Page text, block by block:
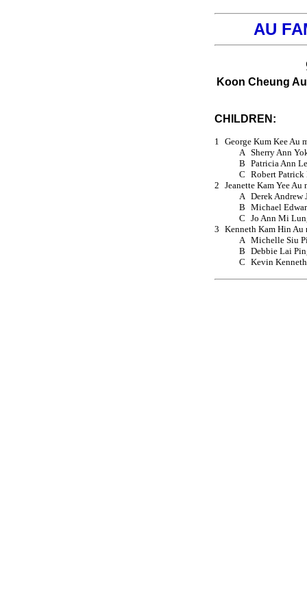
AU
Koon Cheung Au
CHILDREN:
1 George Kum Kee Au
A Sherry Ann
B Patricia Ann
C Robert Patrick
2 Jeanette Kam Yee
A Derek Andrew
B Michael
C Jo Ann Mi
3 Kenneth Kam Hin Au
A Michelle Siu
B Debbie Lai
C Kevin